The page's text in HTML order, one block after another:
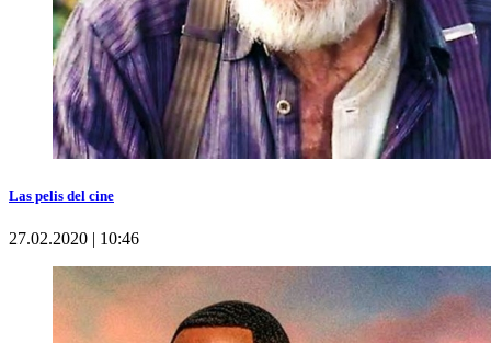
Las pelis del cine
27.02.2020 | 10:46